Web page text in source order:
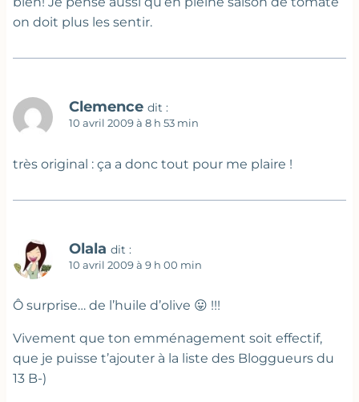
on doit plus les sentir.
Clemence dit :
10 avril 2009 à 8 h 53 min
très original : ça a donc tout pour me plaire !
Olala dit :
10 avril 2009 à 9 h 00 min
Ô surprise… de l’huile d’olive 😛 !!!
Vivement que ton emménagement soit effectif,
que je puisse t’ajouter à la liste des Bloggueurs du
13 B-)